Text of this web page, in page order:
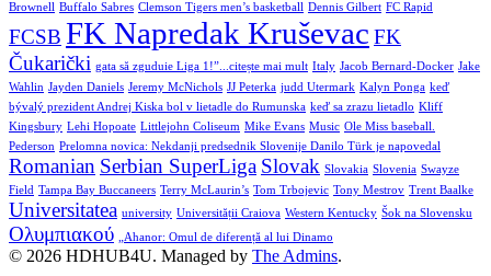
Brownell Buffalo Sabres Clemson Tigers men’s basketball Dennis Gilbert FC Rapid
FCSB FK Napredak Kruševac FK
Čukarički gata să zguduie Liga 1!”...citește mai mult Italy Jacob Bernard-Docker Jake
Wahlin Jayden Daniels Jeremy McNichols JJ Peterka judd Utermark Kalyn Ponga keď
bývalý prezident Andrej Kiska bol v lietadle do Rumunska keď sa zrazu lietadlo Kliff
Kingsbury Lehi Hopoate Littlejohn Coliseum Mike Evans Music Ole Miss baseball.
Pederson Prelomna novica: Nekdanji predsednik Slovenije Danilo Türk je napovedal
Romanian Serbian SuperLiga Slovak Slovakia Slovenia Swayze
Field Tampa Bay Buccaneers Terry McLaurin’s Tom Trbojevic Tony Mestrov Trent Baalke
Universitatea university Universității Craiova Western Kentucky Šok na Slovensku
Ολυμπιακού „Ahanor: Omul de diferență al lui Dinamo
© 2026 HDHUB4U. Managed by The Admins.